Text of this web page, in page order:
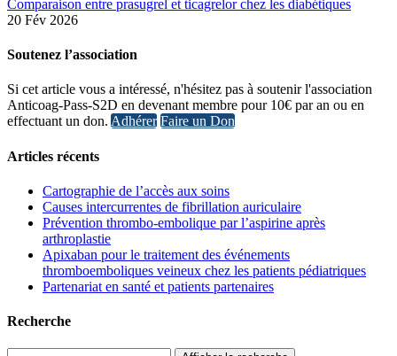
Comparaison entre prasugrel et ticagrelor chez les diabétiques
20 Fév 2026
Soutenez l’association
Si cet article vous a intéressé, n'hésitez pas à soutenir l'association
Anticoag-Pass-S2D en devenant membre pour 10€ par an ou en
effectuant un don. Adhérer Faire un Don
Articles récents
Cartographie de l’accès aux soins
Causes intercurrentes de fibrillation auriculaire
Prévention thrombo-embolique par l’aspirine après
arthroplastie
Apixaban pour le traitement des événements
thromboemboliques veineux chez les patients pédiatriques
Partenariat en santé et patients partenaires
Recherche